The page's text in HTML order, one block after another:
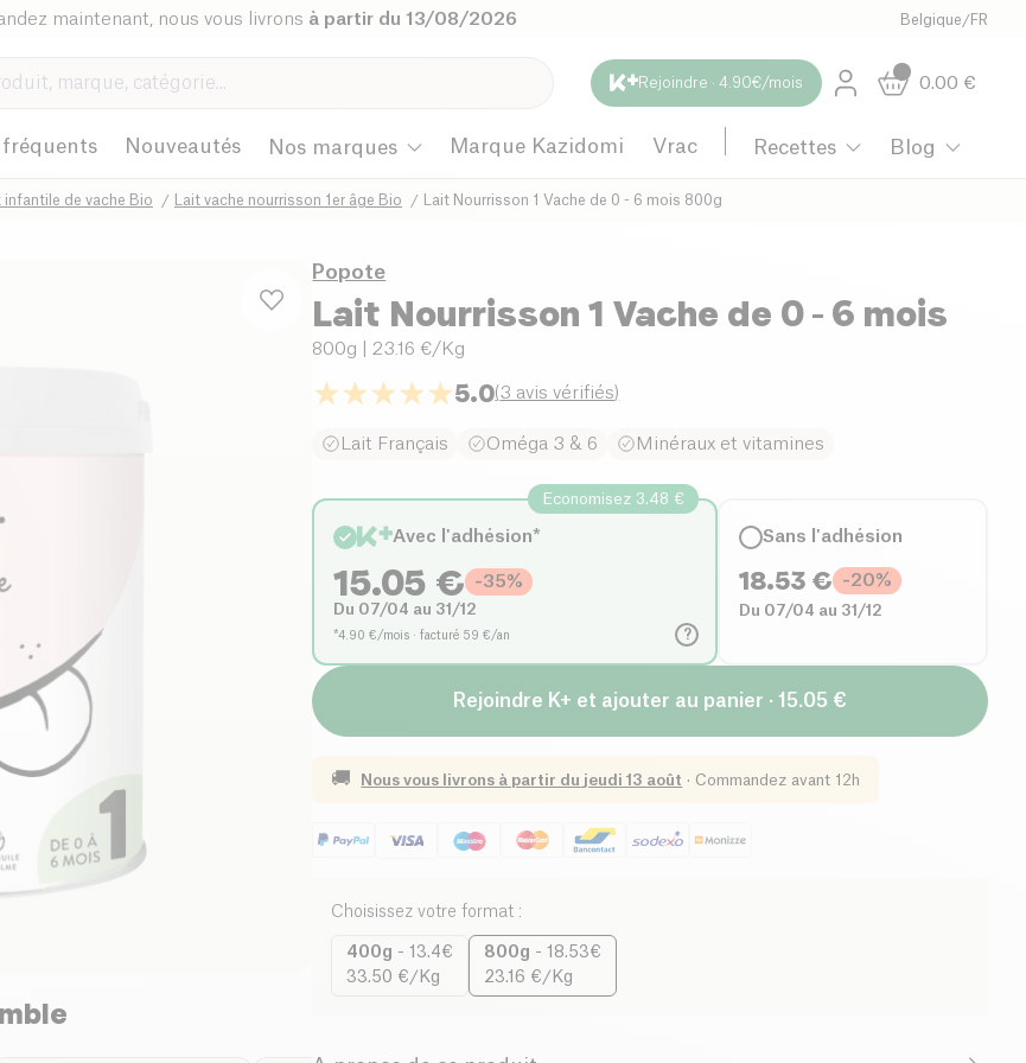
maintenant, nous vous livrons à partir du 13/08/2026 Belgique /FR
Rejoindre · 4.90€/mois 0.00 €
fréquents Nouveautés Nos marques Marque Kazidomi Vrac Recettes Blog
infantile de vache Bio Lait vache nourrisson 1er âge Bio Lait Nourrisson 1 Vache de 0 - 6 mois 800g
Popote
Lait Nourrisson 1 Vache de 0 - 6 mois
800g | 23.16 €/Kg
5.0(3 avis vérifiés)
Lait Français Oméga 3 & 6 Minéraux et vitamines
?
Economisez 3.48 €
Avec l'adhésion*
15.05 € -35%
Du 07/04 au 31/12
*4.90 €/mois · facturé 59 €/an
Sans l'adhésion
18.53 € -20%
Du 07/04 au 31/12
Rejoindre K+ et ajouter au panier · 15.05 €
🚚 Nous vous livrons à partir du jeudi 13 août · Commandez avant 12h
Choisissez votre format :
400g -13.4€
33.50 €/Kg
800g -18.53€
23.16 €/Kg